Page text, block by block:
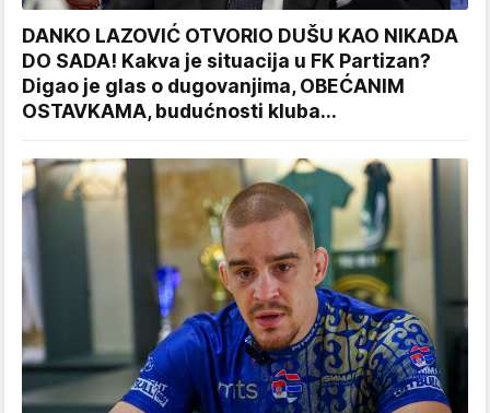
DANKO LAZOVIĆ OTVORIO DUŠU KAO NIKADA
DO SADA! Kakva je situacija u FK Partizan?
Digao je glas o dugovanjima, OBEĆANIM
OSTAVKAMA, budućnosti kluba...